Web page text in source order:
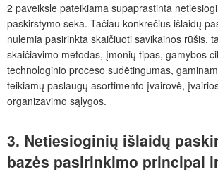
2 paveiksle pateikiama supaprastinta
paskirstymo seka. Tačiau konkrečius išlaidų
nulemia pasirinkta skaičiuoti savikainos rūšis,
skaičiavimo metodas, įmonių tipas, gamybos
technologinio proceso sudėtingumas,
teikiamų paslaugų asortimento įvairovė,
organizavimo sąlygos.
3. Netiesioginių išlaidų
bazės pasirinkimo principai